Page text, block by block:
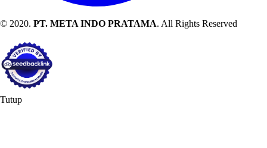
© 2020. PT. META INDO PRATAMA. All Rights Reserved
Tutup